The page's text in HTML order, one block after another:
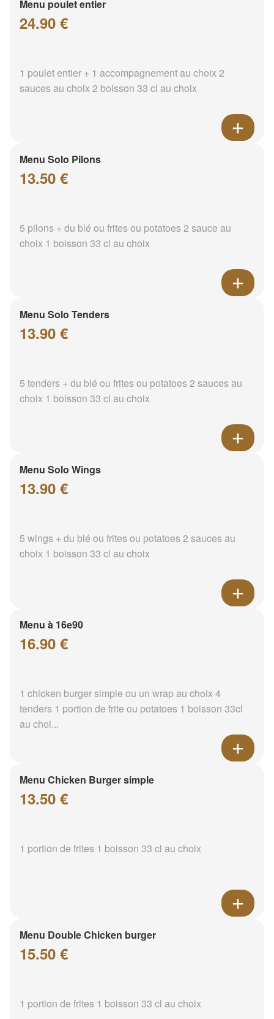
Menu poulet entier
24.90 €
1 poulet entier + 1 accompagnement au choix 2
sauces au choix 2 boisson 33 cl au choix
Menu Solo Pilons
13.50 €
5 pilons + du blé ou frites ou potatoes 2 sauce au
choix 1 boisson 33 cl au choix
Menu Solo Tenders
13.90 €
5 tenders + du blé ou frites ou potatoes 2 sauces au
choix 1 boisson 33 cl au choix
Menu Solo Wings
13.90 €
5 wings + du blé ou frites ou potatoes 2 sauces au
choix 1 boisson 33 cl au choix
Menu à 16e90
16.90 €
1 chicken burger simple ou un wrap au choix 4
tenders 1 portion de frite ou potatoes 1 boisson 33cl
au choi...
Menu Chicken Burger simple
13.50 €
1 portion de frites 1 boisson 33 cl au choix
Menu Double Chicken burger
15.50 €
1 portion de frites 1 boisson 33 cl au choix